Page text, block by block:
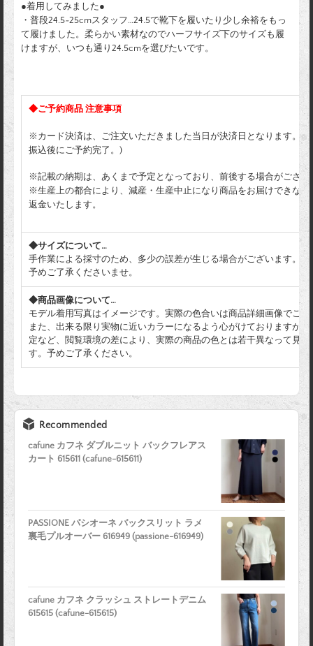
●着用してみました●
・普段24.5~25cmスタッフ…24.5で靴下を履いたり少し余裕をもっ
て履けました。柔らかい素材なのでハーフサイズ下のサイズも履
けますが、いつも通り24.5cmを選びたいです。
◆ご予約商品 注意事項
※カード決済は、ご注文いただきました当日が決済日となります。(
振込後にご予約完了。)
※記載の納期は、あくまで予定となっており、前後する場合がござい
※生産上の都合により、減産・生産中止になり商品をお届けできなく
返金いたします。
◆サイズについて…
手作業による採寸のため、多少の誤差が生じる場合がございます。
予めご了承くださいませ。
◆商品画像について…
モデル着用写真はイメージです。実際の色合いは商品詳細画像でご確
また、出来る限り実物に近いカラーになるよう心がけておりますが
定など、閲覧環境の差により、実際の商品の色とは若干異なって見
す。予めご了承ください。
Recommended
cafune カフネ ダブルニット バックフレアス
カート 615611 (cafune-615611)
PASSIONE パシオーネ バックスリット ラメ
裏毛プルオーバー 616949 (passione-616949)
cafune カフネ クラッシュ ストレートデニム
615615 (cafune-615615)